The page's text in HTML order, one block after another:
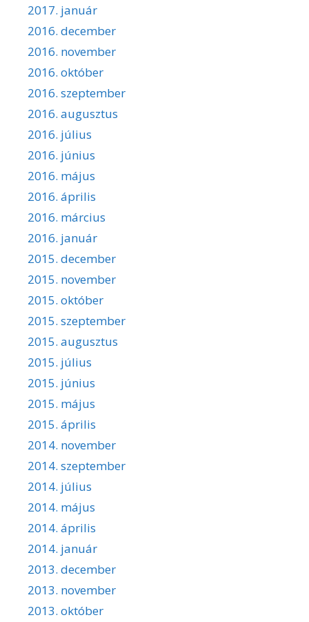
2017. január
2016. december
2016. november
2016. október
2016. szeptember
2016. augusztus
2016. július
2016. június
2016. május
2016. április
2016. március
2016. január
2015. december
2015. november
2015. október
2015. szeptember
2015. augusztus
2015. július
2015. június
2015. május
2015. április
2014. november
2014. szeptember
2014. július
2014. május
2014. április
2014. január
2013. december
2013. november
2013. október